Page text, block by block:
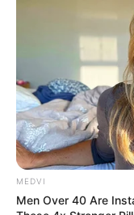
Embora a matéria
instituição voltada aos
de Combate às
as instituições que
MEDVI
Men Over 40 Are